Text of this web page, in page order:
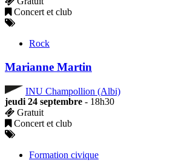
Concert et club
Rock
Marianne Martin
INU Champollion (Albi)
jeudi 24 septembre - 18h30
Gratuit
Concert et club
Formation civique